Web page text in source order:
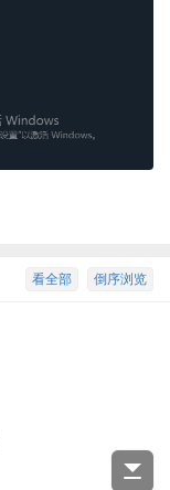
倒序浏览
看全部